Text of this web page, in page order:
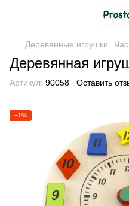
Деревянные игрушки
Деревянная
Артикул: 90058 Оставить
−1%